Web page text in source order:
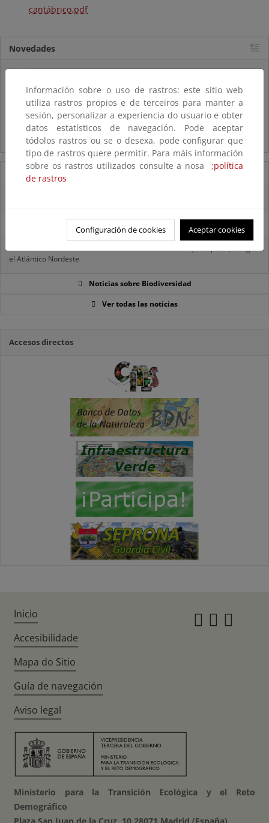
cantábrico.pdf
Novedades
Listas patrón
El MITECO revisa y actualiza la Lista Patrón de las especies
silvestres presentes en España
Preguntas frecuentes...
Acceso a los recursos genéticos y reparto de beneficios
07/08/2025
el Atlántico Nordeste
Noticias sobre Biodiversidad
Ver todas las noticias
Accesos directos
Información sobre o uso de rastros: este sitio web
utiliza rastros propios e de terceiros para manter a
sesión, personalizar a experiencia do usuario e obter
datos estatísticos de navegación. Pode aceptar
tódolos rastros ou se o desexa, pode configurar que
tipo de rastros quere permitir. Para máis información
sobre os rastros utilizados consulte a nosa ;política
de rastros
Configuración de cookies Aceptar cookies
Inicio
Accesibilidade
Mapa do Sitio
Guía de navegación
Aviso legal
Ministerio para la Transición Ecológica y el Reto
Demográfico